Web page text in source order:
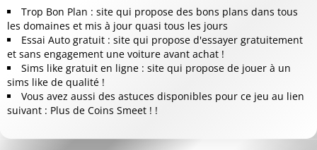
Trop Bon Plan : site qui propose des bons plans dans tous
les domaines et mis à jour quasi tous les jours
Essai Auto gratuit : site qui propose d'essayer gratuitement
et sans engagement une voiture avant achat !
Sims like gratuit en ligne : site qui propose de jouer à un
sims like de qualité !
Vous avez aussi des astuces disponibles pour ce jeu au lien
suivant : Plus de Coins Smeet ! !